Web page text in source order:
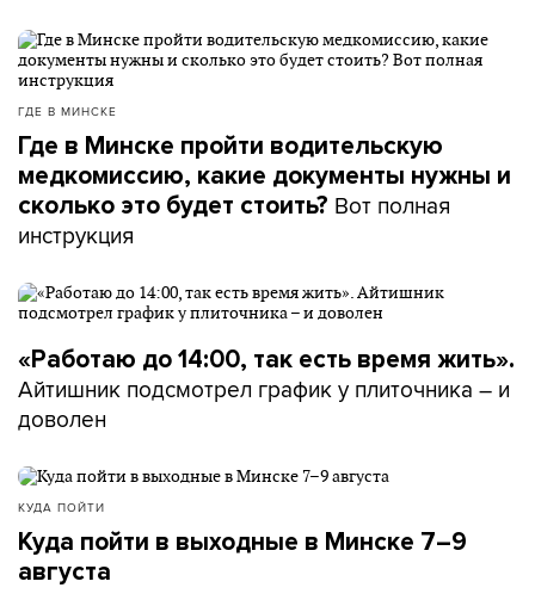
ГДЕ В МИНСКЕ
Где в Минске пройти водительскую
медкомиссию, какие документы нужны и
сколько это будет стоить? Вот полная
инструкция
«Работаю до 14:00, так есть время жить».
Айтишник подсмотрел график у плиточника – и
доволен
КУДА ПОЙТИ
Куда пойти в выходные в Минске 7–9
августа